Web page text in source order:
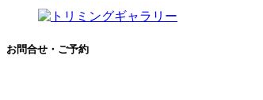
お問合せ・ご予約